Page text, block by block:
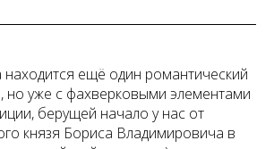
ещё один романтический
но уже с фахверковыми элементами
берущей начало у нас от
князя Бориса Владимировича в